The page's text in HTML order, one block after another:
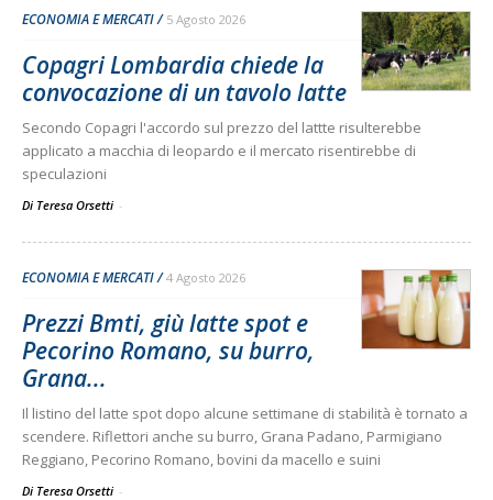
ECONOMIA E MERCATI 5 Agosto 2026
Copagri Lombardia chiede la
convocazione di un tavolo latte
Secondo Copagri l'accordo sul prezzo del lattte risulterebbe
applicato a macchia di leopardo e il mercato risentirebbe di
speculazioni
Di Teresa Orsetti -
ECONOMIA E MERCATI 4 Agosto 2026
Prezzi Bmti, giù latte spot e
Pecorino Romano, su burro,
Grana...
Il listino del latte spot dopo alcune settimane di stabilità è tornato a
scendere. Riflettori anche su burro, Grana Padano, Parmigiano
Reggiano, Pecorino Romano, bovini da macello e suini
Di Teresa Orsetti -